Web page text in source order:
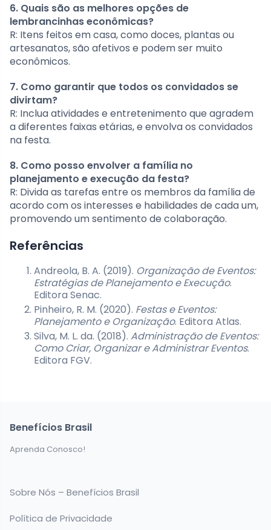
6. Quais são as melhores opções de
lembrancinhas econômicas?
R: Itens feitos em casa, como doces, plantas ou
artesanatos, são afetivos e podem ser muito
econômicos.
7. Como garantir que todos os convidados se
divirtam?
R: Inclua atividades e entretenimento que agradem
a diferentes faixas etárias, e envolva os convidados
na festa.
8. Como posso envolver a família no
planejamento e execução da festa?
R: Divida as tarefas entre os membros da família de
acordo com os interesses e habilidades de cada um,
promovendo um sentimento de colaboração.
Referências
Andreola, B. A. (2019). Organização de Eventos:
Estratégias de Planejamento e Execução.
Editora Senac.
Pinheiro, R. M. (2020). Festas e Eventos:
Planejamento e Organização. Editora Atlas.
Silva, M. L. da. (2018). Administração de Eventos:
Como Criar, Organizar e Administrar Eventos.
Editora FGV.
Benefícios Brasil
Aprenda Conosco!
Sobre Nós – Benefícios Brasil
Política de Privacidade